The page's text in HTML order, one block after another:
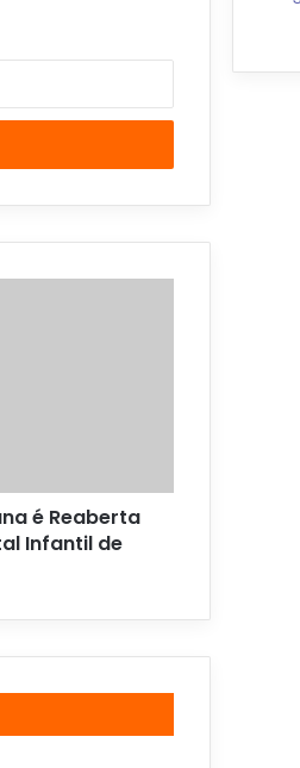
é Reaberta
Infantil de